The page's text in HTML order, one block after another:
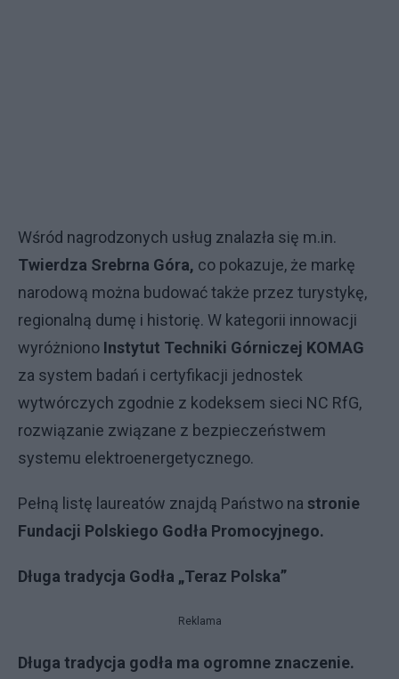
Wśród nagrodzonych usług znalazła się m.in.
Twierdza Srebrna Góra, co pokazuje, że markę
narodową można budować także przez turystykę,
regionalną dumę i historię. W kategorii innowacji
wyróżniono Instytut Techniki Górniczej KOMAG
za system badań i certyfikacji jednostek
wytwórczych zgodnie z kodeksem sieci NC RfG,
rozwiązanie związane z bezpieczeństwem
systemu elektroenergetycznego.
Pełną listę laureatów znajdą Państwo na stronie
Fundacji Polskiego Godła Promocyjnego.
Długa tradycja Godła „Teraz Polska”
Reklama
Długa tradycja godła ma ogromne znaczenie.